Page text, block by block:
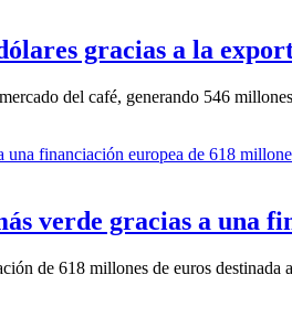
gracias a la
del café, generando 546
verde gracias a una
de 618 millones de euros